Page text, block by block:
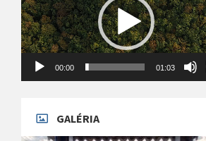
00:00 01:03
GALÉRIA